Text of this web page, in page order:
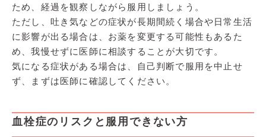
ため、経過を観察しながら服用しましょう。
ただし、吐き気などの症状が長期間続く場合や日常生活
に影響が出る場合は、お薬を変更する可能性もあるた
め、我慢せずに医師に相談することが大切です。
気になる症状がある場合は、自己判断で服用を中止せ
ず、まずは医師に確認してください。
血栓症のリスクと服用できない方